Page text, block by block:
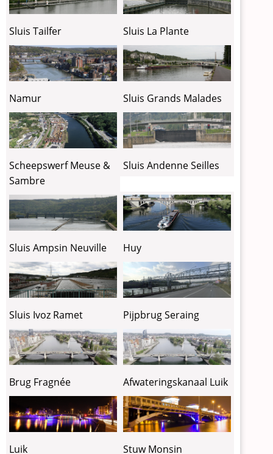
Sluis Tailfer Sluis La Plante
Namur Sluis Grands Malades
Scheepswerf Meuse &
Sambre
Sluis Andenne Seilles
Sluis Ampsin Neuville Huy
Sluis Ivoz Ramet Pijpbrug Seraing
Brug Fragnée Afwateringskanaal Luik
Luik Stuw Monsin